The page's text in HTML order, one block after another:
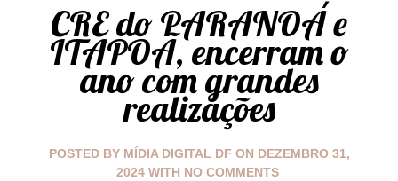
CRE do PARANOÁ e
ITAPOÃ, encerram o
ano com grandes
realizações
POSTED BY MÍDIA DIGITAL DF ON DEZEMBRO 31,
2024WITH NO COMMENTS